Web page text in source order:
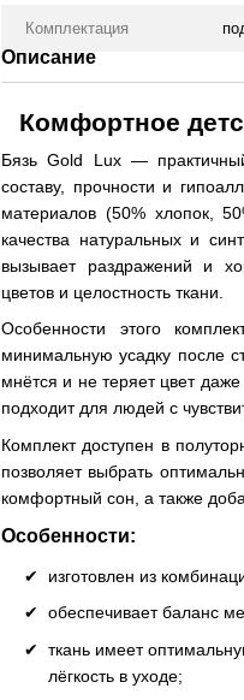
Комплектация
Описание
Комфортное
Бязь Gold Lux —
составу, прочности и
материалов (50% хлопок,
качества натуральных и
вызывает раздражений и
цветов и целостность ткани.
Особенности этого
минимальную усадку после
мнётся и не теряет цвет
подходит для людей с
Комплект доступен в
позволяет выбрать
комфортный сон, а также
Особенности:
изготовлен из
обеспечивает баланс
ткань имеет оптимальную плотность, что гарантирует комфортный сон ребёнка и
лёгкость в уходе;